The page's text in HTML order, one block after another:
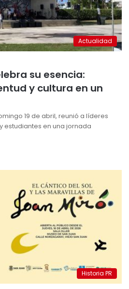
Actualidad
su esencia:
y cultura en un
19 de abril, reunió a líderes
estudiantes en una jornada
Historia PR